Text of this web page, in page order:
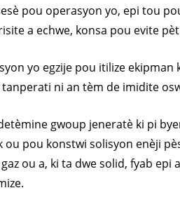
pou operasyon yo, epi tou
a echwe, konsa pou evite
yo egzije pou itilize
ni an tèm de imidite
gwoup jeneratè ki pi
ou pou konstwi solisyon enèji
ou a, ki ta dwe solid, fyab epi